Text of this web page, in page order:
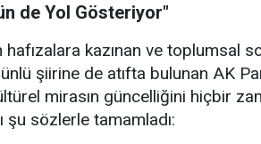
de Yol Gösteriyor"
hafızalara kazınan ve toplumsal
şiirine de atıfta bulunan AK
mirasın güncelliğini hiçbir
şu sözlerle tamamladı: